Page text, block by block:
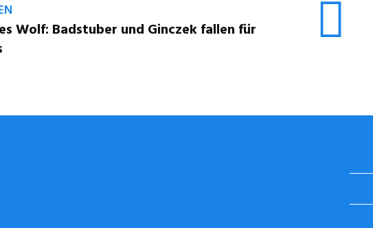
Wolf: Badstuber und Ginczek fallen für